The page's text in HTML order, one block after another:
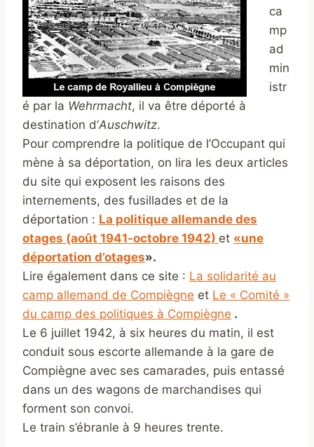
ca
mp
ad
min
istr
é par la Wehrmacht, il va être déporté à
destination d’Auschwitz.
Pour comprendre la politique de l’Occupant qui
mène à sa déportation, on lira les deux articles
du site qui exposent les raisons des
internements, des fusillades et de la
déportation : La politique allemande des
otages (août 1941-octobre 1942) et «une
déportation d’otages».
Lire également dans ce site : La solidarité au
camp allemand de Compiègne et Le « Comité »
du camp des politiques à Compiègne .
Le 6 juillet 1942, à six heures du matin, il est
conduit sous escorte allemande à la gare de
Compiègne avec ses camarades, puis entassé
dans un des wagons de marchandises qui
forment son convoi.
Le train s’ébranle à 9 heures trente.